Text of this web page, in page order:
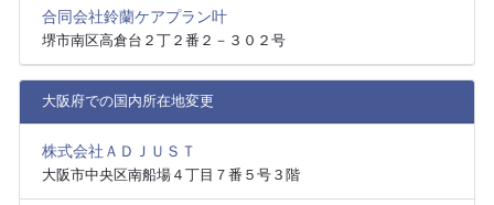
合同会社鈴蘭ケアプラン叶
堺市南区高倉台２丁２番２－３０２号
大阪府での国内所在地変更
株式会社ＡＤＪＵＳＴ
大阪市中央区南船場４丁目７番５号３階